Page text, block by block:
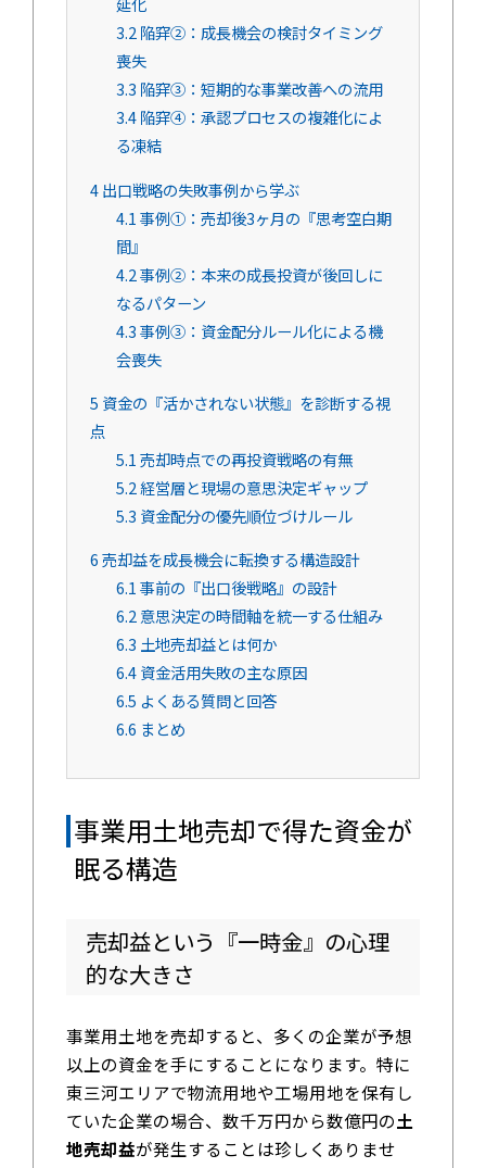
3.2陥穽②：成長機会の検討タイミング
喪失
3.3 陥穽③：短期的な事業改善への流用
3.4陥穽④：承認プロセスの複雑化によ
る凍結
4出口戦略の失敗事例から学ぶ
4.1事例①：売却後3ヶ月の『思考空白期
間』
4.2事例②：本来の成長投資が後回しに
なるパターン
4.3事例③：資金配分ルール化による機
会喪失
5 資金の『活かされない状態』を診断する視
点
5.1売却時点での再投資戦略の有無
5.2経営層と現場の意思決定ギャップ
5.3 資金配分の優先順位づけルール
6売却益を成長機会に転換する構造設計
6.1事前の『出口後戦略』の設計
6.2意思決定の時間軸を統一する仕組み
6.3 土地売却益とは何か
6.4資金活用失敗の主な原因
6.5 よくある質問と回答
6.6 まとめ
事業用土地売却で得た資金が
眠る構造
売却益という『一時金』の心理
的な大きさ
事業用土地を売却すると、多くの企業が予想
以上の資金を手にすることになります。特に
東三河エリアで物流用地や工場用地を保有し
ていた企業の場合、数千万円から数億円の土
地売却益が発生することは珍しくありませ